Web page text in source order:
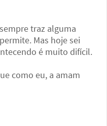
traz alguma
Mas hoje sei
é muito difícil.
como eu, a amam